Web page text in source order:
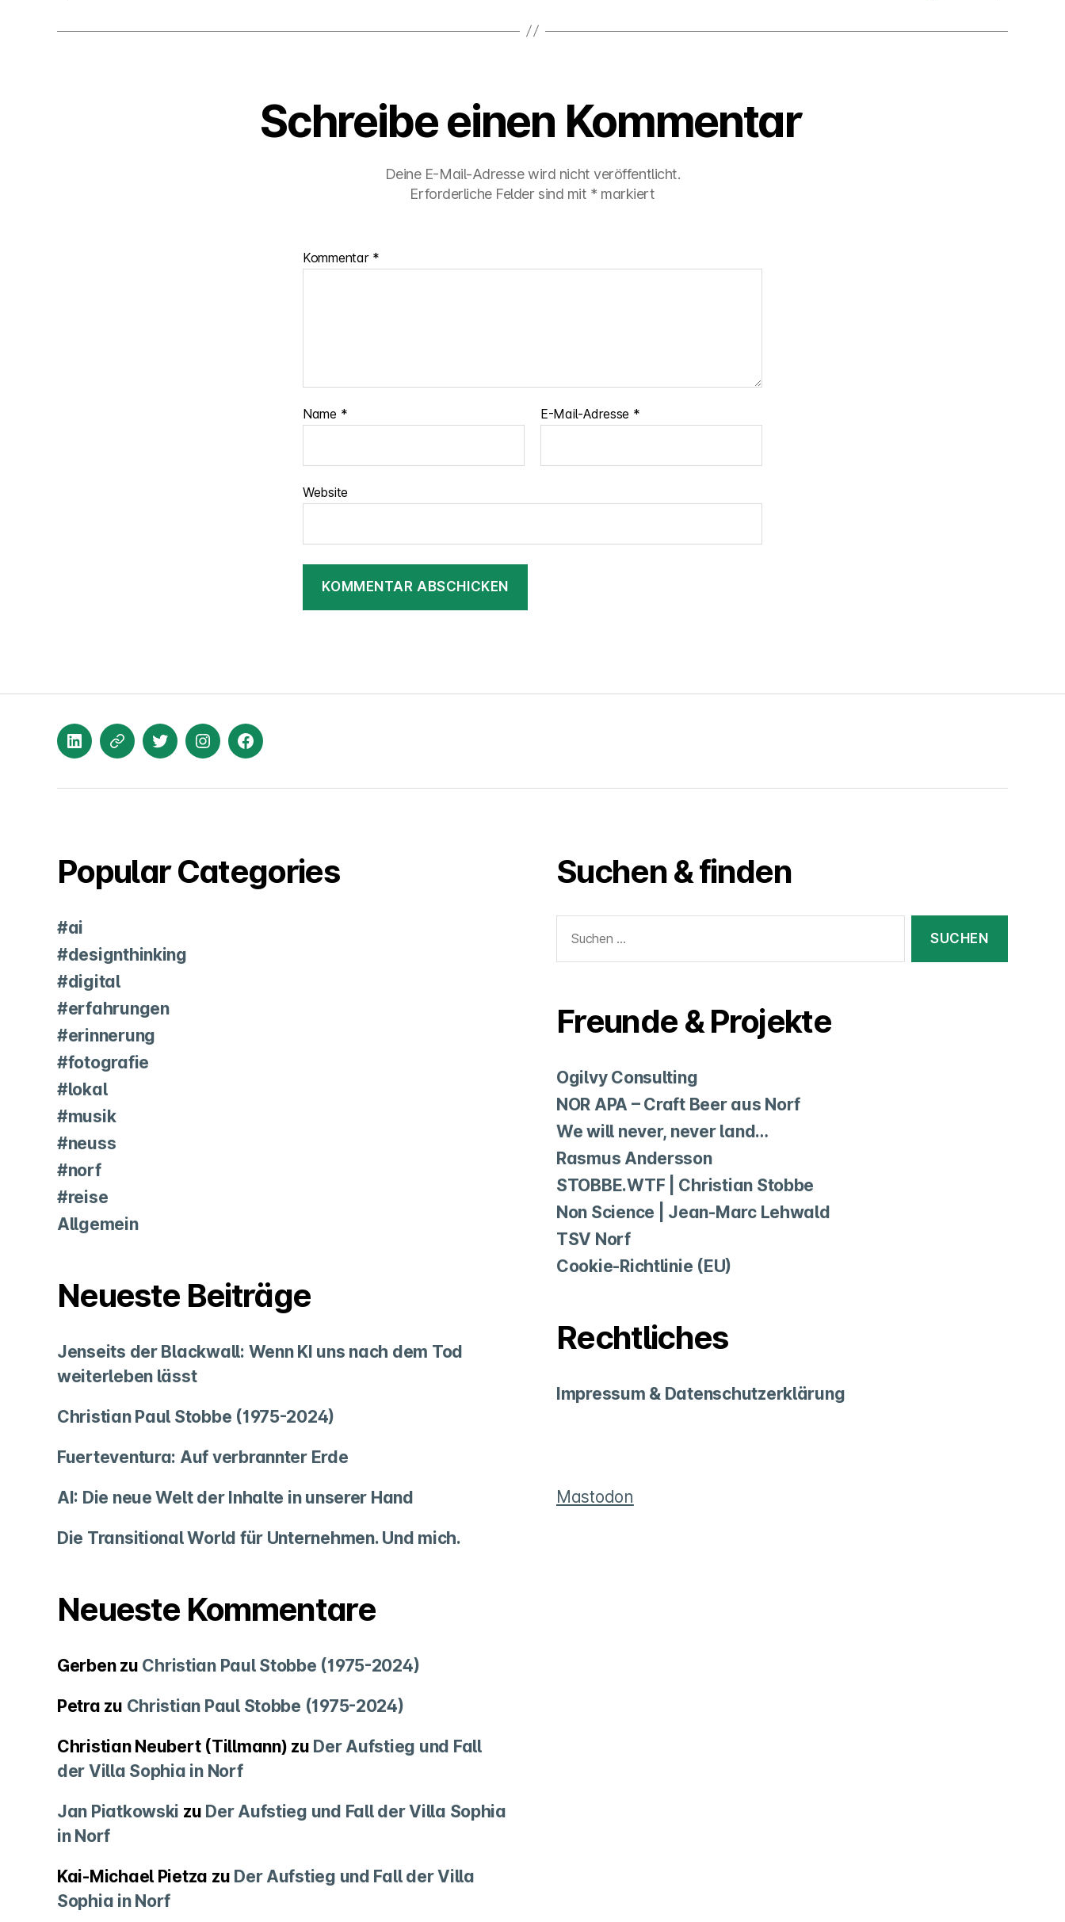
Schreibe einen Kommentar
Deine E-Mail-Adresse wird nicht veröffentlicht.
Erforderliche Felder sind mit * markiert
Kommentar *
Name * E-Mail-Adresse *
Website
LinkedInXING TwitterInstagramFacebook
Popular Categories
#ai
#designthinking
#digital
#erfahrungen
#erinnerung
#fotografie
#lokal
#musik
#neuss
#norf
#reise
Allgemein
Neueste Beiträge
Jenseits der Blackwall: Wenn KI uns nach dem Tod
weiterleben lässt
Christian Paul Stobbe (1975-2024)
Fuerteventura: Auf verbrannter Erde
AI: Die neue Welt der Inhalte in unserer Hand
Die Transitional World für Unternehmen. Und mich.
Neueste Kommentare
Gerbenzu Christian Paul Stobbe (1975-2024)
Petra zu Christian Paul Stobbe (1975-2024)
Christian Neubert (Tillmann) zu Der Aufstieg und Fall
der Villa Sophia in Norf
Jan Piatkowski zu Der Aufstieg und Fall der Villa Sophia
in Norf
Kai-Michael Pietza zu Der Aufstieg und Fall der Villa
Sophia in Norf
Suchen & finden
nach:
Freunde & Projekte
Ogilvy Consulting
NOR APA – Craft Beer aus Norf
We will never, never land…
Rasmus Andersson
STOBBE.WTF | Christian Stobbe
Non Science | Jean-Marc Lehwald
TSV Norf
Cookie-Richtlinie (EU)
Rechtliches
Impressum & Datenschutzerklärung
Mastodon